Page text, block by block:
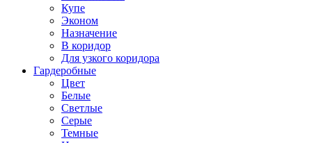
Купе
Эконом
Назначение
В коридор
Для узкого коридора
Гардеробные
Цвет
Белые
Светлые
Серые
Темные